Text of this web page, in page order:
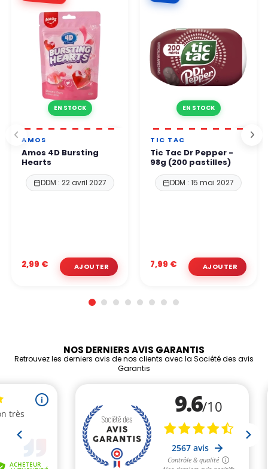
Vous pouvez commander en toute confiance.
EN STOCK
AMOS
Amos 4D Bursting
Hearts
DDM : 22 avril 2027
2,99 €
EN STOCK
TIC TAC
Tic Tac Dr Pepper -
98g (200 pastilles)
DDM : 15 mai 2027
7,99 €
NOS DERNIERS AVIS GARANTIS
Retrouvez les derniers avis de nos clients avec la Société des avis
Garantis